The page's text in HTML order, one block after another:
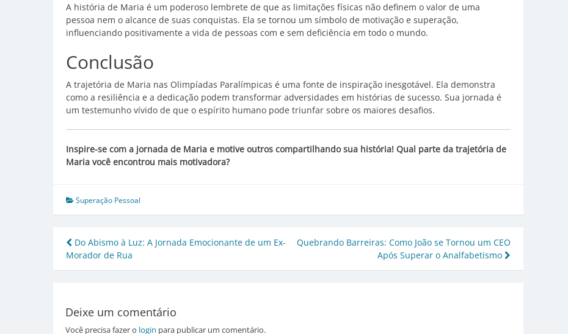
A história de Maria é um poderoso lembrete de que as limitações físicas não definem o valor de uma
pessoa nem o alcance de suas conquistas. Ela se tornou um símbolo de motivação e superação,
influenciando positivamente a vida de pessoas com e sem deficiência em todo o mundo.
Conclusão
A trajetória de Maria nas Olimpíadas Paralímpicas é uma fonte de inspiração inesgotável. Ela demonstra
como a resiliência e a dedicação podem transformar adversidades em histórias de sucesso. Sua jornada é
um testemunho vívido de que o espírito humano pode triunfar sobre os maiores desafios.
Inspire-se com a jornada de Maria e motive outros compartilhando sua história! Qual parte da trajetória de
Maria você encontrou mais motivadora?
Superação Pessoal
Navegação
de
Do Abismo à Luz: A Jornada Emocionante de um Ex-
Morador de Rua
Quebrando Barreiras: Como João se Tornou um CEO
Após Superar o Analfabetismo
Deixe um comentário
Você precisa fazer o login para publicar um comentário.